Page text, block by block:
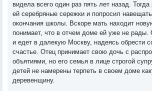
видела всего один раз пять лет назад.
ей серебряные сережки и попросил
окончания школы. Вскоре мать находит
понимает, что в отчем доме ей уже не рады.
и едет в далекую Москву, надеясь обрести
счастье. Отец принимает свою дочь с
объятиями, но его семья в лице строгой
детей не намерены терпеть в своем доме
деревенщину.